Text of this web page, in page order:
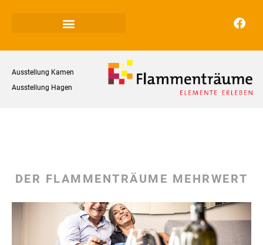
Ausstellung Kamen
Ausstellung Hagen
DER FLAMMENTRÄUME MEHRWERT